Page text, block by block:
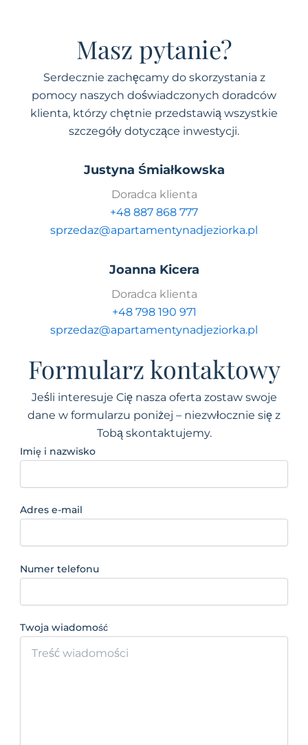
Masz pytanie?
Serdecznie zachęcamy do skorzystania z
pomocy naszych doświadczonych doradców
klienta, którzy chętnie przedstawią wszystkie
szczegóły dotyczące inwestycji.
Justyna Śmiałkowska
Doradca klienta
+48 887 868 777
sprzedaz@apartamentynadjeziorka.pl
Joanna Kicera
Doradca klienta
+48 798 190 971
sprzedaz@apartamentynadjeziorka.pl
Formularz kontaktowy
Jeśli interesuje Cię nasza oferta zostaw swoje
dane w formularzu poniżej – niezwłocznie się z
Tobą skontaktujemy.
Imię i nazwisko
Adres e-mail
Numer telefonu
Twoja wiadomość